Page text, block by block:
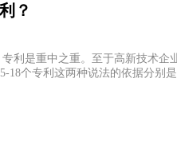
？
利是重中之重。至于高新技术企
18个专利这两种说法的依据分别